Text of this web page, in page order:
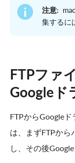
注意:
集するに
FTPファ
Googleド
FTPからGoogle
は、まずFTPから
し、その後